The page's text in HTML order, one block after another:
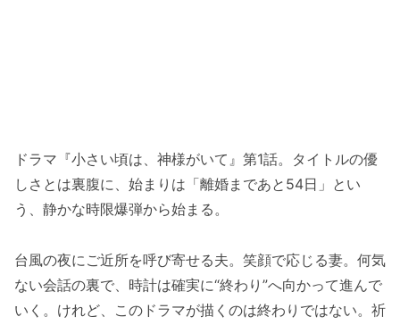
ドラマ『小さい頃は、神様がいて』第1話。タイトルの優
しさとは裏腹に、始まりは「離婚まであと54日」とい
う、静かな時限爆弾から始まる。
台風の夜にご近所を呼び寄せる夫。笑顔で応じる妻。何気
ない会話の裏で、時計は確実に“終わり”へ向かって進んで
いく。けれど、このドラマが描くのは終わりではない。祈